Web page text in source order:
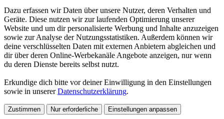
Dazu erfassen wir Daten über unsere Nutzer, deren Verhalten und
Geräte. Diese nutzen wir zur laufenden Optimierung unserer
Website und um dir personalisierte Werbung und Inhalte anzuzeigen
sowie zur Analyse der Nutzungsstatistiken. Außerdem können wir
deine verschlüsselten Daten mit externen Anbietern abgleichen und
dir über deren Online-Werbekanäle Angebote anzeigen, nur wenn
du deren Dienste bereits selbst nutzt.
Erkundige dich bitte vor deiner Einwilligung in den Einstellungen
sowie in unsererDatenschutzerklärung.
Zustimmen Nur erforderliche Einstellungen anpassen